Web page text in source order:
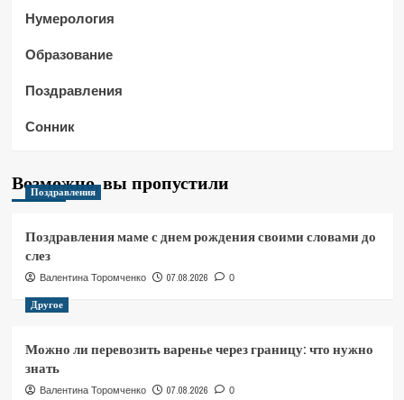
Нумерология
Образование
Поздравления
Сонник
Возможно, вы пропустили
Поздравления
Поздравления маме с днем рождения своими словами до
слез
Валентина Торомченко 07.08.2026 0
Другое
Можно ли перевозить варенье через границу: что нужно
знать
Валентина Торомченко 07.08.2026 0